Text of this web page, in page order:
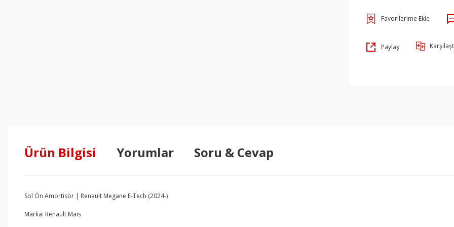
Paylaş
Ürün Bilgisi Yorumlar Soru & Cevap
Sol Ön Amortisör | Renault Megane E-Tech (2024-)
Marka: Renault Mais